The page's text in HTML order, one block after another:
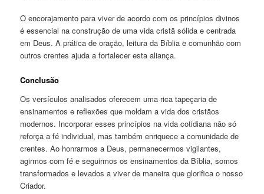
O encorajamento para viver de acordo com os princípios divinos
é essencial na construção de uma vida cristã sólida e centrada
em Deus. A prática de oração, leitura da Bíblia e comunhão com
outros crentes ajuda a fortalecer esta aliança.
Conclusão
Os versículos analisados oferecem uma rica tapeçaria de
ensinamentos e reflexões que moldam a vida dos cristãos
modernos. Incorporar esses princípios na vida cotidiana não só
reforça a fé individual, mas também enriquece a comunidade de
crentes. Ao honrarmos a Deus, permanecermos vigilantes,
agirmos com fé e seguirmos os ensinamentos da Bíblia, somos
transformados e levados a viver de maneira que glorifica o nosso
Criador.